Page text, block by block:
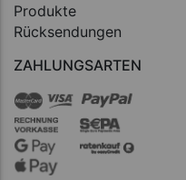
Produkte
Rücksendungen
ZAHLUNGSARTEN